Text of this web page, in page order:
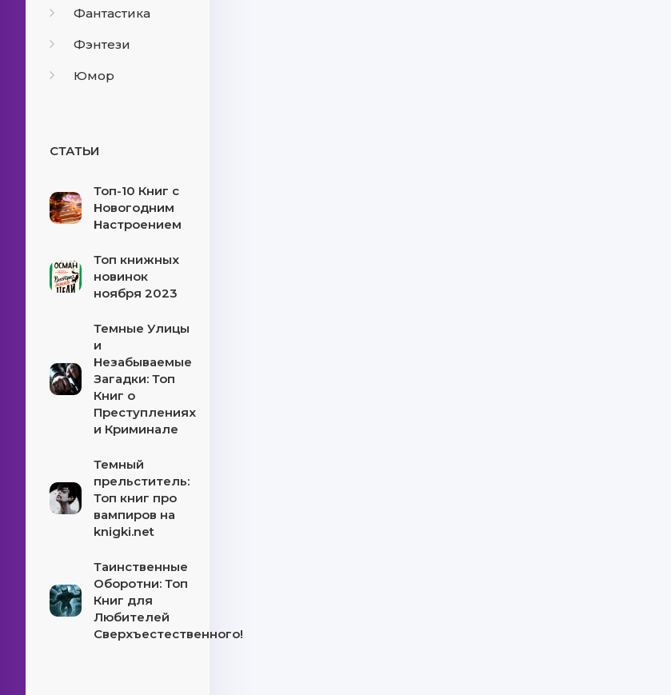
Фантастика
Фэнтези
Юмор
СТАТЬИ
Топ-10 Книг с
Новогодним
Настроением
Топ книжных
новинок
ноября 2023
Темные Улицы
и
Незабываемые
Загадки: Топ
Книг о
Преступлениях
и Криминале
Темный
прельститель:
Топ книг про
вампиров на
knigki.net
Таинственные
Оборотни: Топ
Книг для
Любителей
Сверхъестественного!